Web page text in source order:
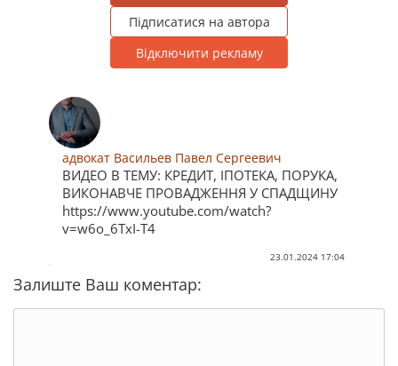
Підписатися на автора
Відключити рекламу
адвокат Васильев Павел Сергеевич
ВИДЕО В ТЕМУ: КРЕДИТ, ІПОТЕКА, ПОРУКА,
ВИКОНАВЧЕ ПРОВАДЖЕННЯ У СПАДЩИНУ
https://www.youtube.com/watch?
v=w6o_6TxI-T4
23.01.2024 17:04
Залиште Ваш коментар: